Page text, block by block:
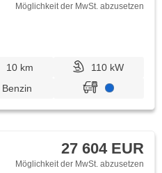
Möglichkeit der MwSt. abzusetzen
10 km
110 kW
Benzin
27 604 EUR
Möglichkeit der MwSt. abzusetzen